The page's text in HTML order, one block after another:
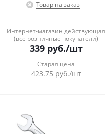
Товар на заказ
Интернет-магазин действующая
(все розничные покупатели)
339руб./шт
Старая цена
423.75руб./шт